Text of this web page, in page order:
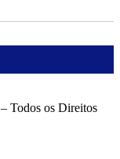
– Todos os Direitos